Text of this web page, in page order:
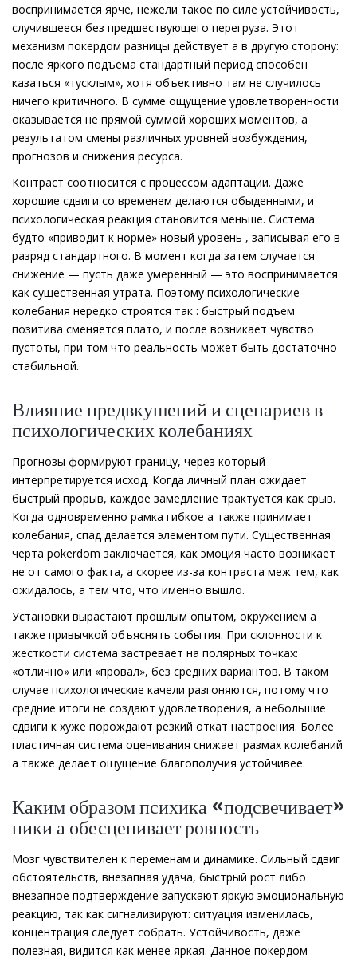
воспринимается ярче, нежели такое по силе устойчивость,
случившееся без предшествующего перегруза. Этот
механизм покердом разницы действует а в другую сторону:
после яркого подъема стандартный период способен
казаться «тусклым», хотя объективно там не случилось
ничего критичного. В сумме ощущение удовлетворенности
оказывается не прямой суммой хороших моментов, а
результатом смены различных уровней возбуждения,
прогнозов и снижения ресурса.
Контраст соотносится с процессом адаптации. Даже
хорошие сдвиги со временем делаются обыденными, и
психологическая реакция становится меньше. Система
будто «приводит к норме» новый уровень , записывая его в
разряд стандартного. В момент когда затем случается
снижение — пусть даже умеренный — это воспринимается
как существенная утрата. Поэтому психологические
колебания нередко строятся так : быстрый подъем
позитива сменяется плато, и после возникает чувство
пустоты, при том что реальность может быть достаточно
стабильной.
Влияние предвкушений и сценариев в
психологических колебаниях
Прогнозы формируют границу, через который
интерпретируется исход. Когда личный план ожидает
быстрый прорыв, каждое замедление трактуется как срыв.
Когда одновременно рамка гибкое а также принимает
колебания, спад делается элементом пути. Существенная
черта pokerdom заключается, как эмоция часто возникает
не от самого факта, а скорее из-за контраста меж тем, как
ожидалось, а тем что, что именно вышло.
Установки вырастают прошлым опытом, окружением а
также привычкой объяснять события. При склонности к
жесткости система застревает на полярных точках:
«отлично» или «провал», без средних вариантов. В таком
случае психологические качели разгоняются, потому что
средние итоги не создают удовлетворения, а небольшие
сдвиги к хуже порождают резкий откат настроения. Более
пластичная система оценивания снижает размах колебаний
а также делает ощущение благополучия устойчивее.
Каким образом психика «подсвечивает»
пики а обесценивает ровность
Мозг чувствителен к переменам и динамике. Сильный сдвиг
обстоятельств, внезапная удача, быстрый рост либо
внезапное подтверждение запускают яркую эмоциональную
реакцию, так как сигнализируют: ситуация изменилась,
концентрация следует собрать. Устойчивость, даже
полезная, видится как менее яркая. Данное покердом